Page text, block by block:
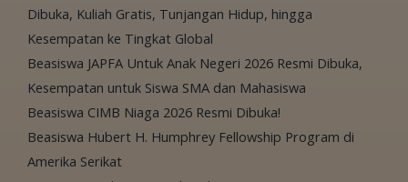
Dibuka, Kuliah Gratis, Tunjangan Hidup, hingga
Kesempatan ke Tingkat Global
Beasiswa JAPFA Untuk Anak Negeri 2026 Resmi Dibuka,
Kesempatan untuk Siswa SMA dan Mahasiswa
Beasiswa CIMB Niaga 2026 Resmi Dibuka!
Beasiswa Hubert H. Humphrey Fellowship Program di
Amerika Serikat